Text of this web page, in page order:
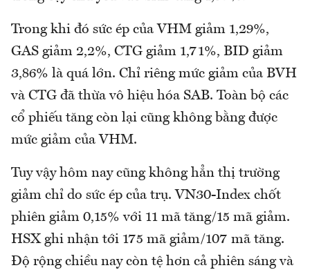
Trong khi đó sức ép của VHM giảm 1,29%,
GAS giảm 2,2%, CTG giảm 1,71%, BID giảm
3,86% là quá lớn. Chỉ riêng mức giảm của BVH
và CTG đã thừa vô hiệu hóa SAB. Toàn bộ các
cổ phiếu tăng còn lại cũng không bằng được
mức giảm của VHM.
Tuy vậy hôm nay cũng không hẳn thị trường
giảm chỉ do sức ép của trụ. VN30-Index chốt
phiên giảm 0,15% với 11 mã tăng/15 mã giảm.
HSX ghi nhận tới 175 mã giảm/107 mã tăng.
Độ rộng chiều nay còn tệ hơn cả phiên sáng và